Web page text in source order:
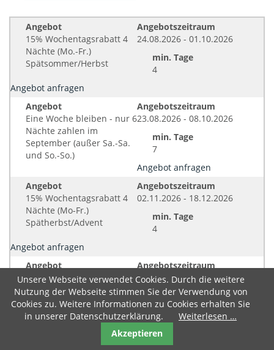
Angebot
15% Wochentagsrabatt 4
Nächte (Mo.-Fr.)
Spätsommer/Herbst
Angebotszeitraum
24.08.2026 - 01.10.2026
min. Tage
4
Angebot anfragen
Angebot
Eine Woche bleiben - nur 6
Nächte zahlen im
September (außer Sa.-Sa.
und So.-So.)
Angebotszeitraum
23.08.2026 - 08.10.2026
min. Tage
7
Angebot anfragen
Angebot
15% Wochentagsrabatt 4
Nächte (Mo-Fr.)
Spätherbst/Advent
Angebotszeitraum
02.11.2026 - 18.12.2026
min. Tage
4
Angebot anfragen
Angebot
Eine Woche bleiben - nur 6
Nächte zahlen im
Spätherbst / Advent (außer
So.-So.)
Angebotszeitraum
01.11.2026 - 20.12.2026
min. Tage
7
Angebot anfragen
Angebotszeitraum
Unsere Webseite verwendet Cookies. Durch die weitere
Nutzung der Webseite stimmen Sie der Verwendung von
Cookies zu. Weitere Informationen zu Cookies erhalten Sie
in unserer Datenschutzerklärung.
Weiterlesen …
Akzeptieren